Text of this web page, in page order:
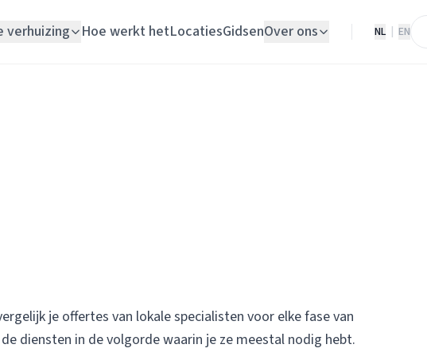
verhuizing Hoe werkt hetLocatiesGidsenOver ons NL EN
je offertes van lokale specialisten voor elke fase van
diensten in de volgorde waarin je ze meestal nodig hebt.